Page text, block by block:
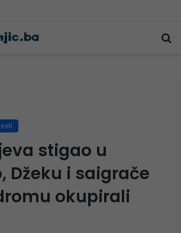
stigao u
Džeku i saigrače
okupirali